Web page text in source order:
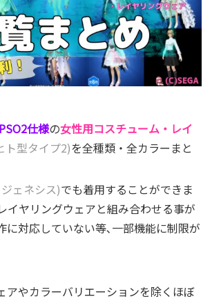
仕様の女性用コスチューム・レイ
ト型タイプ2)を全種類・全カラーまと
ェネシス)でも着用することができま
イヤリングウェアと組み合わせる事が
に対応していない等､一部機能に制限が
アやカラーバリエーションを除くほぼ